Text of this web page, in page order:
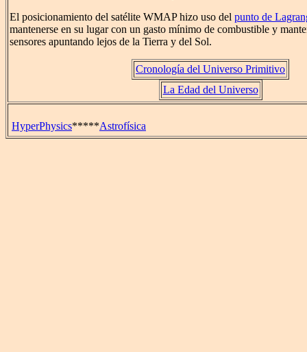
El posicionamiento del satélite WMAP hizo uso del punto de
mantenerse en su lugar con un gasto mínimo de combustible y
sensores apuntando lejos de la Tierra y del Sol.
Cronología del Universo Primitivo
La Edad del Universo
HyperPhysics*****Astrofísica